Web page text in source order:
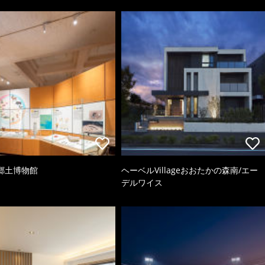
土博物館
ヘーベルVillageおおたかの森南/エー
デルワイス